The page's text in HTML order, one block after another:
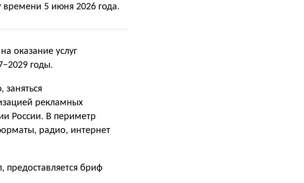
5 июня 2026 года.
оказание услуг
годы.
заняться
рекламных
России. В периметр
радио, интернет
бриф